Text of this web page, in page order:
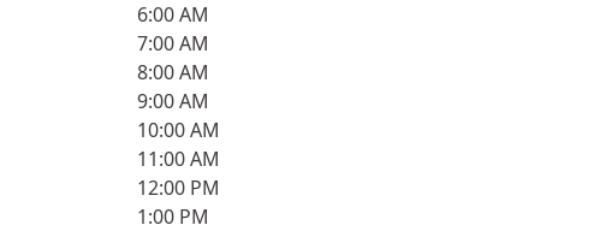
6:00 AM
7:00 AM
8:00 AM
9:00 AM
10:00 AM
11:00 AM
12:00 PM
1:00 PM